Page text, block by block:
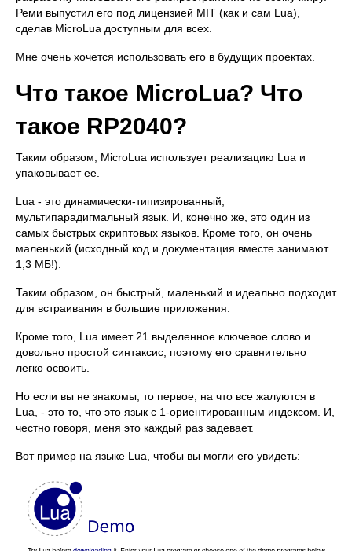
Реми выпустил его под лицензией MIT (как и сам Lua),
сделав MicroLua доступным для всех.
Мне очень хочется использовать его в будущих проектах.
Что такое MicroLua? Что
такое RP2040?
Таким образом, MicroLua использует реализацию Lua и
упаковывает ее.
Lua - это динамически-типизированный,
мультипарадигмальный язык. И, конечно же, это один из
самых быстрых скриптовых языков. Кроме того, он очень
маленький (исходный код и документация вместе занимают
1,3 МБ!).
Таким образом, он быстрый, маленький и идеально подходит
для встраивания в большие приложения.
Кроме того, Lua имеет 21 выделенное ключевое слово и
довольно простой синтаксис, поэтому его сравнительно
легко освоить.
Но если вы не знакомы, то первое, на что все жалуются в
Lua, - это то, что это язык с 1-ориентированным индексом. И,
честно говоря, меня это каждый раз задевает.
Вот пример на языке Lua, чтобы вы могли его увидеть: